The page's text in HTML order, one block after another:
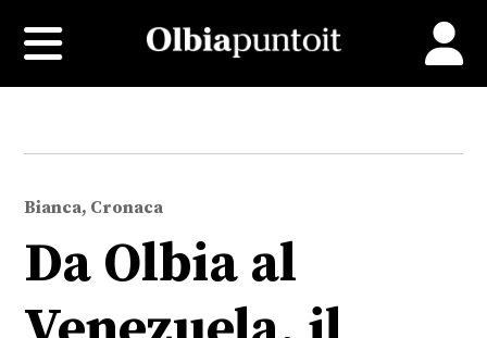
Bianca, Cronaca
Da Olbia al